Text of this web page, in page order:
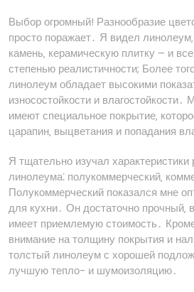
Выбор огромный! Разнообразие
просто поражает․ Я видел
камень‚ керамическую плитку – и
степенью реалистичности; Более
линолеум обладает высокими
износостойкости и
имеют специальное покрытие‚
царапин‚ выцветания и попадания
Я тщательно изучал
линолеума⁚ полукоммерческий‚
Полукоммерческий показался мне
для кухни․ Он достаточно прочный‚
имеет приемлемую стоимость․ Кроме
внимание на толщину покрытия и
толстый линолеум с хорошей
лучшую тепло- и шумоизоляцию․